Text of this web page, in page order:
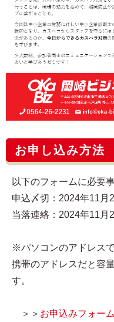
お申し込み方法
以下のフォームに必要
申込〆切：2024年11月
当落連絡：2024年11月
※パソコンのアドレス
携帯のアドレスだと容
す。
＞＞ お申込みフォーム